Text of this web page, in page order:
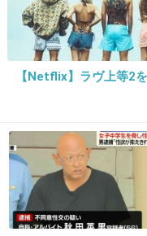
14. 匿名2013/01/11(金) 15:49:32
近所の評判なんか
15. 匿名 2013/01/11(金) 15:49:47
>>13
【Netflix】ラヴ上等2